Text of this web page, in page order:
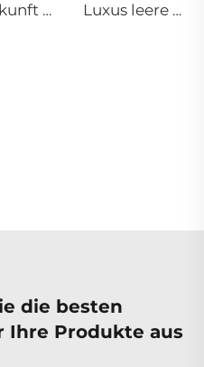
Neuankunft ovaler Essentiöl-Flakon aus gefrorenem Glas Gesichtsöl-Serum-Verpackung Sprühflasche Cremedose Glasset Luxus leere Hautpflege-Cremedose Set Verpackung 120ml 100ml 40ml Glas Kosmetik-Pump-Sprayflasche
die besten
Ihre Produkte aus